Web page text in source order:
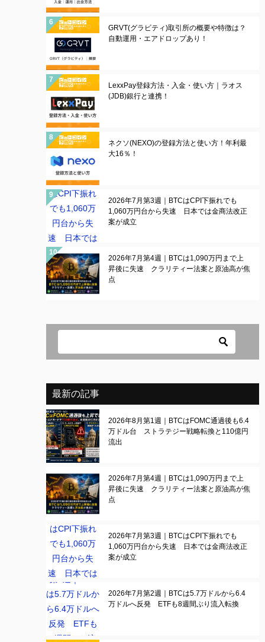
GRVT(グラビティ)取引所の概要や特徴は？
自動運用・エアドロップあり！
LexxPay登録方法・入金・使い方｜ラオス
(JDB)銀行と連携！
ネクソ(NEXO)の登録方法と使い方！年利最
大16％！
2026年7月第3週｜BTCはCPI下振れでも
1,060万円台から失速 日本では金商法改正
案が成立
2026年7月第4週｜BTCは1,090万円まで上
昇後に失速 クラリティー法案と原油高が焦
点
最新の記事
2026年8月第1週｜BTCはFOMC通過後も6.4
万ドル台 ストラテジー戦略転換と110億円
流出
2026年7月第4週｜BTCは1,090万円まで上
昇後に失速 クラリティー法案と原油高が焦
点
2026年7月第3週｜BTCはCPI下振れでも
1,060万円台から失速 日本では金商法改正
案が成立
2026年7月第2週｜BTCは5.7万ドルから6.4
万ドルへ反発 ETFも8週間ぶり流入転換